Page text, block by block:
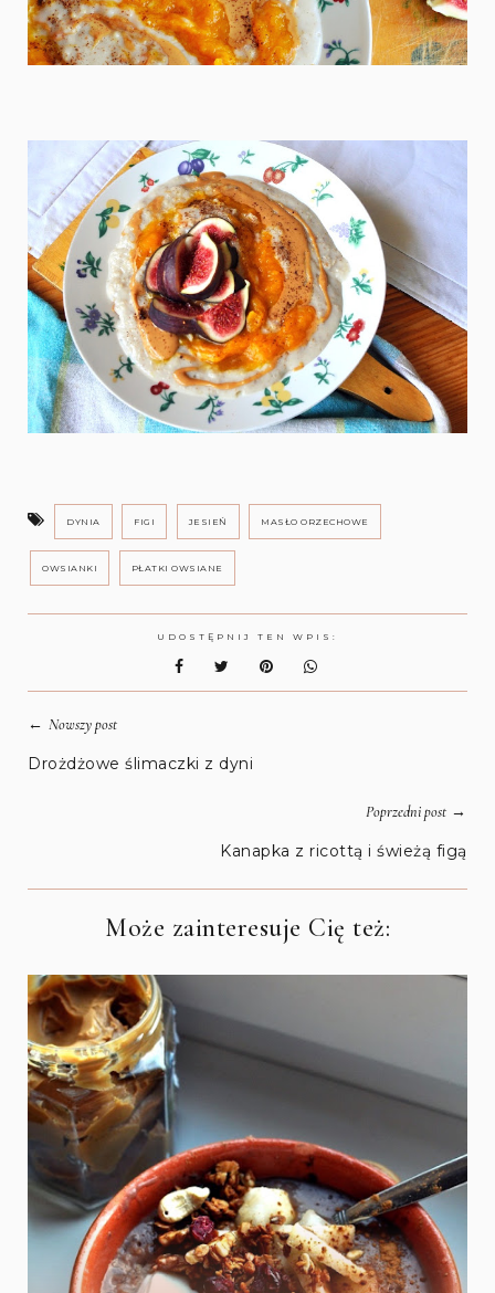
DYNIA FIGI JESIEŃ MASŁO ORZECHOWE
OWSIANKI PŁATKI OWSIANE
UDOSTĘPNIJ TEN WPIS:
←Nowszy post
Drożdżowe ślimaczki z dyni
Poprzedni post→
Kanapka z ricottą i świeżą figą
Może zainteresuje Cię też: